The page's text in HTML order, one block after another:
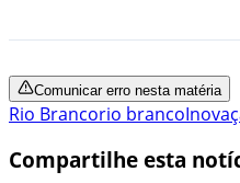
Comunicar erro nesta matéria
Rio Brancorio branco
Compartilhe esta